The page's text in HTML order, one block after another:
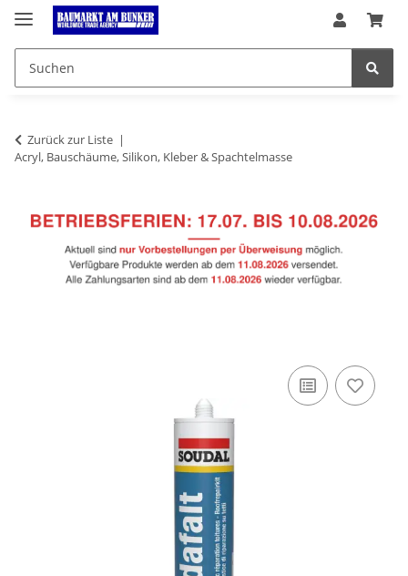
Zurück zur Liste
Acryl, Bauschäume, Silikon, Kleber & Spachtelmasse